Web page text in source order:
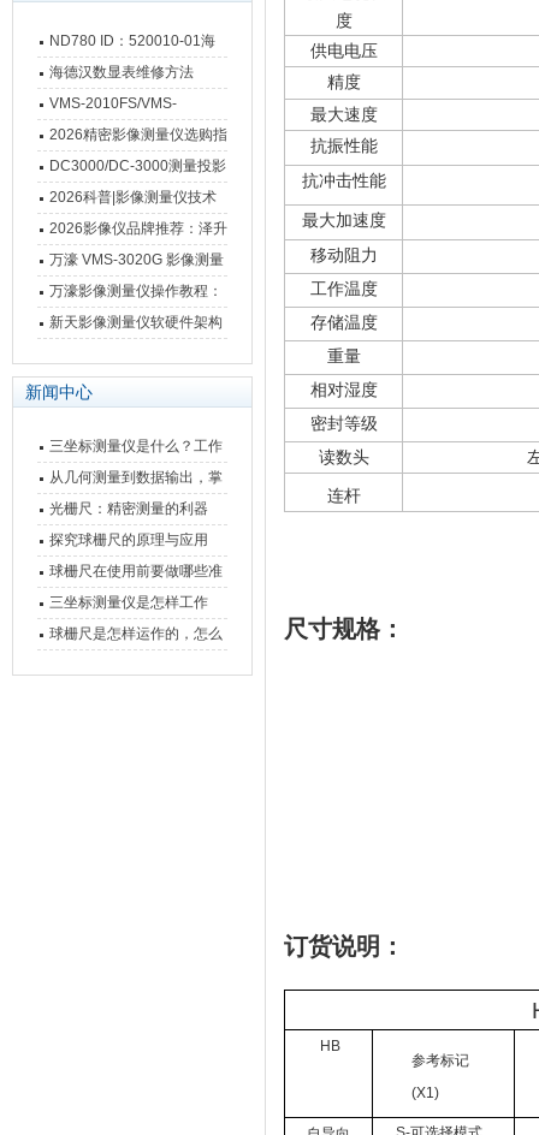
ND780 ID：520010-01海
德汉数显表故障维修内容
海德汉数显表维修方法
VMS-2010FS/VMS-
3020FS/VMS-4030FS手动
影像测量仪技术参数
2026精密影像测量仪选购指
南 靠谱品牌一站式选型推荐
DC3000/DC-3000测量投影
仪万濠数据处理器数显表故
障维修方法
2026科普|影像测量仪技术
原理、分类及选型应用
2026影像仪品牌推荐：泽升
影像测量仪选型指南
万濠 VMS-3020G 影像测量
仪技术规格与应用解析
万濠影像测量仪操作教程：
从开机到出报告，新手也能
新天影像测量仪软硬件架构
新闻中心
三坐标测量仪是什么？工作
原理、分类与核心功能一次
讲清
从几何测量到数据输出，掌
握万濠影像测量仪的六大核
心能力
光栅尺：精密测量的利器
探究球栅尺的原理与应用
球栅尺在使用前要做哪些准
备工作？
三坐标测量仪是怎样工作
的，功能有什么优势？
球栅尺是怎样运作的，怎么
度
供电电压
精度
最大速度
抗振性能
抗冲击性能
最大加速度
移动阻力
工作温度
存储温度
重量
相对湿度
密封等级
读数头
连杆
尺寸规格：
订货说明：
HB
参考标记
(X1)